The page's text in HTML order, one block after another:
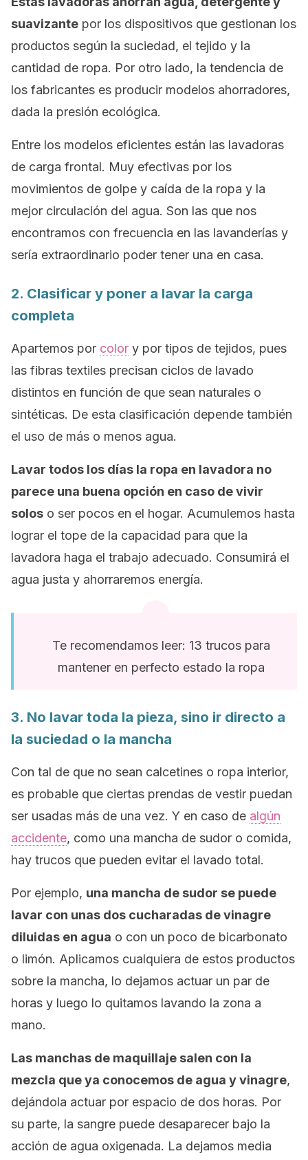
suavizante por los dispositivos que gestionan los
productos según la suciedad, el tejido y la
cantidad de ropa. Por otro lado, la tendencia de
los fabricantes es producir modelos ahorradores,
dada la presión ecológica.
Entre los modelos eficientes están las lavadoras
de carga frontal. Muy efectivas por los
movimientos de golpe y caída de la ropa y la
mejor circulación del agua. Son las que nos
encontramos con frecuencia en las lavanderías y
sería extraordinario poder tener una en casa.
2. Clasificar y poner a lavar la carga
completa
Apartemos por color y por tipos de tejidos, pues
las fibras textiles precisan ciclos de lavado
distintos en función de que sean naturales o
sintéticas. De esta clasificación depende también
el uso de más o menos agua.
Lavar todos los días la ropa en lavadora no
parece una buena opción en caso de vivir
solos o ser pocos en el hogar. Acumulemos hasta
lograr el tope de la capacidad para que la
lavadora haga el trabajo adecuado. Consumirá el
agua justa y ahorraremos energía.
Te recomendamos leer: 13 trucos para
mantener en perfecto estado la ropa
3. No lavar toda la pieza, sino ir directo a
la suciedad o la mancha
Con tal de que no sean calcetines o ropa interior,
es probable que ciertas prendas de vestir puedan
ser usadas más de una vez. Y en caso de algún
accidente, como una mancha de sudor o comida,
hay trucos que pueden evitar el lavado total.
Por ejemplo, una mancha de sudor se puede
lavar con unas dos cucharadas de vinagre
diluidas en agua o con un poco de bicarbonato
o limón. Aplicamos cualquiera de estos productos
sobre la mancha, lo dejamos actuar un par de
horas y luego lo quitamos lavando la zona a
mano.
Las manchas de maquillaje salen con la
mezcla que ya conocemos de agua y vinagre,
dejándola actuar por espacio de dos horas. Por
su parte, la sangre puede desaparecer bajo la
acción de agua oxigenada. La dejamos media